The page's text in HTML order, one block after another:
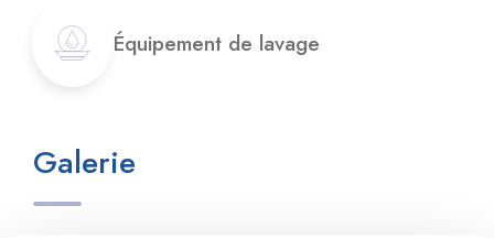
Équipement de lavage
Galerie